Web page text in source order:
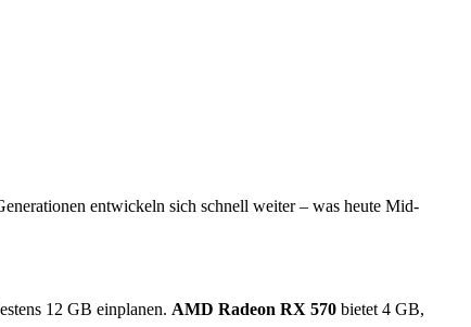
entwickeln sich schnell weiter – was heute Mid-
12 GB einplanen. AMD Radeon RX 570 bietet 4 GB,